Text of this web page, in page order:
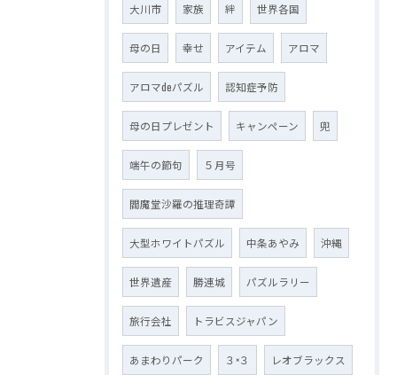
大川市 家族 絆 世界各国
母の日 幸せ アイテム アロマ
アロマdeパズル 認知症予防
母の日プレゼント キャンペーン 兜
端午の節句 ５月号
閻魔堂沙羅の推理奇譚
大型ホワイトパズル 中条あやみ 沖縄
世界遺産 勝連城 パズルラリー
旅行会社 トラビスジャパン
あまわりパーク ３×３ レオブラックス